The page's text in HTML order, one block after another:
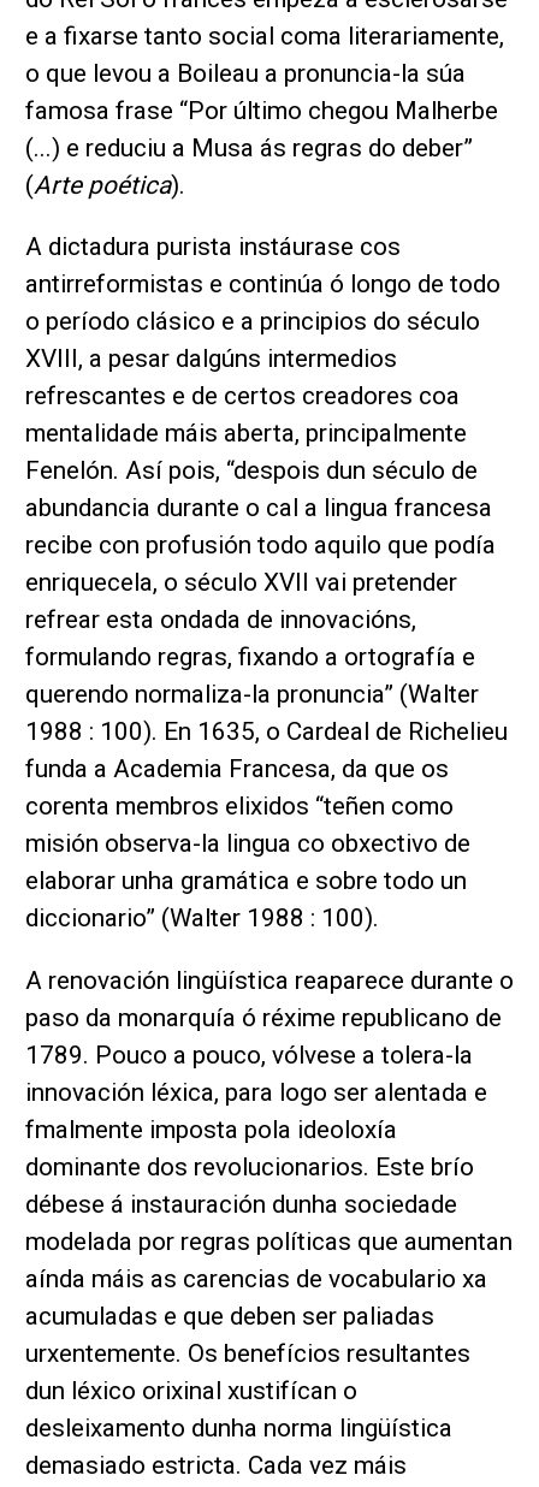
e a fixarse tanto social coma literariamente,
o que levou a Boileau a pronuncia-la súa
famosa frase “Por último chegou Malherbe
(...) e reduciu a Musa ás regras do deber”
(Arte poética).
A dictadura purista instáurase cos
antirreformistas e continúa ó longo de todo
o período clásico e a principios do século
XVIII, a pesar dalgúns intermedios
refrescantes e de certos creadores coa
mentalidade máis aberta, principalmente
Fenelón. Así pois, “despois dun século de
abundancia durante o cal a lingua francesa
recibe con profusión todo aquilo que podía
enriquecela, o século XVII vai pretender
refrear esta ondada de innovacións,
formulando regras, fixando a ortografía e
querendo normaliza-la pronuncia” (Walter
1988 : 100). En 1635, o Cardeal de Richelieu
funda a Academia Francesa, da que os
corenta membros elixidos “teñen como
misión observa-la lingua co obxectivo de
elaborar unha gramática e sobre todo un
diccionario” (Walter 1988 : 100).
A renovación lingüística reaparece durante o
paso da monarquía ó réxime republicano de
1789. Pouco a pouco, vólvese a tolera-la
innovación léxica, para logo ser alentada e
fmalmente imposta pola ideoloxía
dominante dos revolucionarios. Este brío
débese á instauración dunha sociedade
modelada por regras políticas que aumentan
aínda máis as carencias de vocabulario xa
acumuladas e que deben ser paliadas
urxentemente. Os benefícios resultantes
dun léxico orixinal xustifícan o
desleixamento dunha norma lingüística
demasiado estricta. Cada vez máis